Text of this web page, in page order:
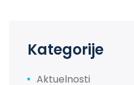
Kategorije
Aktuelnosti